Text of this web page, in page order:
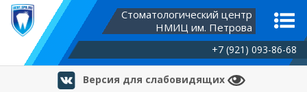
+7 (921) 093-86-68
Стоматологический центр
НМИЦ им. Петрова
Версия для слабовидящих